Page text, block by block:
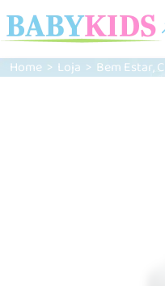
Home > Loja > Bem Estar,